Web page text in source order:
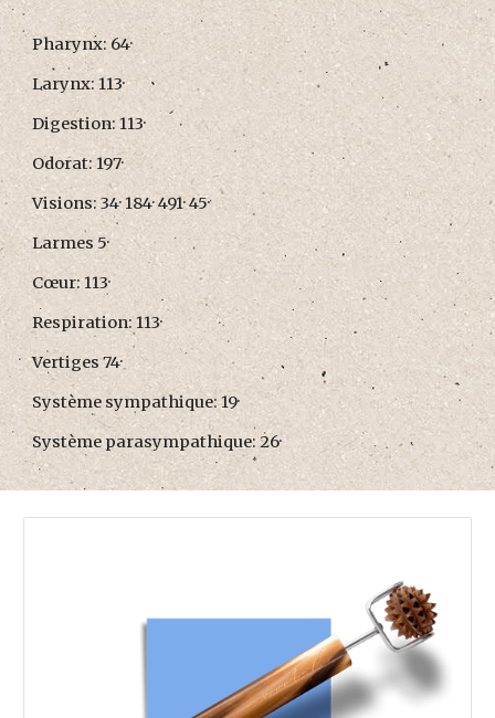
Pharynx: 64·
Larynx: 113·
Digestion: 113·
Odorat: 197·
Visions: 34· 184· 491· 45·
Larmes 5·
Cœur: 113·
Respiration: 113·
Vertiges 74·
Système sympathique: 19·
Système parasympathique: 26·